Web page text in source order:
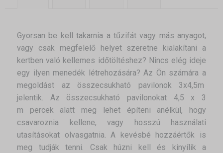
Gyorsan be kell takarnia a tűzifát vagy más anyagot,
vagy csak megfelelő helyet szeretne kialakítani a
kertben való kellemes időtöltéshez? Nincs elég ideje
egy ilyen menedék létrehozására? Az Ön számára a
megoldást az összecsukható pavilonok 3x4,5m
jelentik. Az összecsukható pavilonokat 4,5 x 3
m percek alatt meg lehet építeni anélkül, hogy
csavaroznia kellene, vagy hosszú használati
utasításokat olvasgatnia. A kevésbé hozzáértők is
meg tudják tenni. Csak húzni kell és kinyílik a